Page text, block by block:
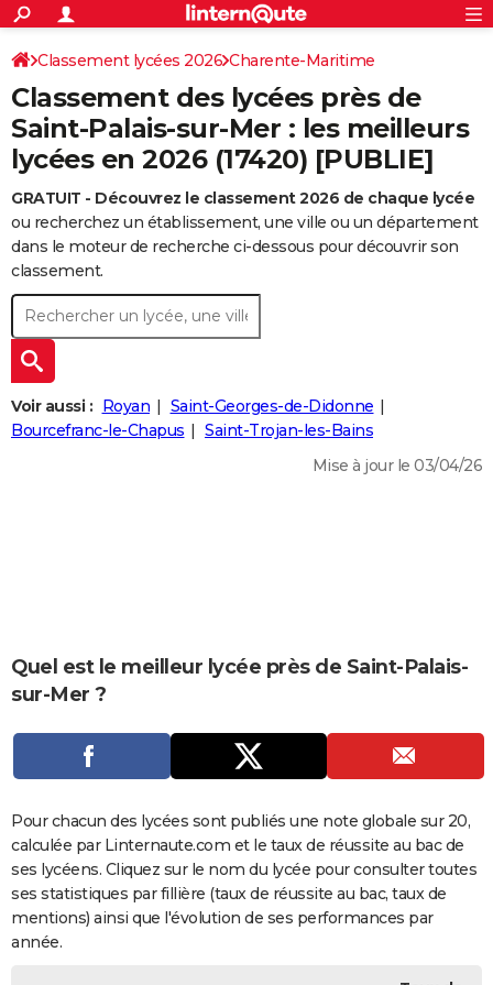
ACTUALITÉS
Politique
Société
Faits Divers
Education
Monde
Villes
+
SPORT
Coupe du monde 2026
Football
Tennis
Cyclisme
Rugby
Forum
CULTURE
Programme TV
TNT
Streaming
Cinéma
Sorties cinéma
Musique
+FINANCE
Retraite
Impôts
Epargne
Immobilier
Risques naturels par ville
Banque
Assurance
Crédit
AUTO
Essais
Réserver un essai
Citadines
Berlines
SUV
Forum auto
+
HIGH-TECH
BRICOLAGE
Forum
Aménagement intérieur
Extérieur
Cuisine
Salle de bains
Jardinage
Rangement
+WEEK-END
Guides de France
Escapades
Patrimoine
Expositions
Musées
Week-end nature
+
LIFESTYLE
Art de vivre
Bien-être
Loisirs
Mode
Modes de vie
+SANTE
Carte de Noël
Carte Bonne année
Carte Saint-Valentin
Carte Pâques
Carte d'anniversaire
DICTIONNAIRE
Dictionnaire
Biographies
Citations
Expressions
Proverbes
PROGRAMME TV
S'inscrire
Se connecter
Lycées
Collèges
Primaires
Universités
Entreprises
Service militaire
Avis de recherche
AVIS DE DÉCÈS
FORUM
Bricolage
Lifestyle
Culture
Sport
Auto
Television
Voyage
Cinema
Rechercher
S'inscrire
Connexion
Classement lycées 2026 Charente-Maritime
Classement des lycées près de
Saint-Palais-sur-Mer : les meilleurs
lycées en 2026 (17420) [PUBLIE]
GRATUIT - Découvrez le classement 2026 de chaque lycée
ou recherchez un établissement, une ville ou un département
dans le moteur de recherche ci-dessous pour découvrir son
classement.
Voir aussi : Royan
Saint-Georges-de-Didonne
Bourcefranc-le-Chapus
Saint-Trojan-les-Bains
Mise à jour le 03/04/26
Quel est le meilleur lycée près de Saint-Palais-
sur-Mer ?
Pour chacun des lycées sont publiés une note globale sur 20,
calculée par Linternaute.com et le taux de réussite au bac de
ses lycéens. Cliquez sur le nom du lycée pour consulter toutes
ses statistiques par fillière (taux de réussite au bac, taux de
mentions) ainsi que l'évolution de ses performances par
année.